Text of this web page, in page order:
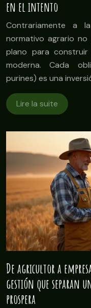
en el intento
Contrariamente a
normativo agrario
plano para
moderna. Cada
purines) es una
Lire la suite
De agricultor a
gestión que separan
prospera